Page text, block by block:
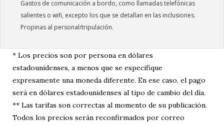
Gastos de comunicación a bordo, como llamadas telefónicas
salientes o wifi, excepto los que se detallan en las inclusiones.
Propinas al personal/tripulación.
* Los precios son por persona en dólares
estadounidenses, a menos que se especifique
expresamente una moneda diferente. En ese caso, el pago
será en dólares estadounidenses al tipo de cambio del día.
** Las tarifas son correctas al momento de su publicación.
Todos los precios serán reconfirmados por correo